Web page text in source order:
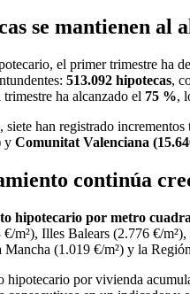
se mantienen al
el primer trimestre ha
513.092 hipotecas,
ha alcanzado el 75 %,
siete han registrado
yComunitat Valenciana
continúa
hipotecario por metro
m²), Illes Balears (2.776 €/
Mancha (1.019 €/m²) y la
hipotecario por vivienda